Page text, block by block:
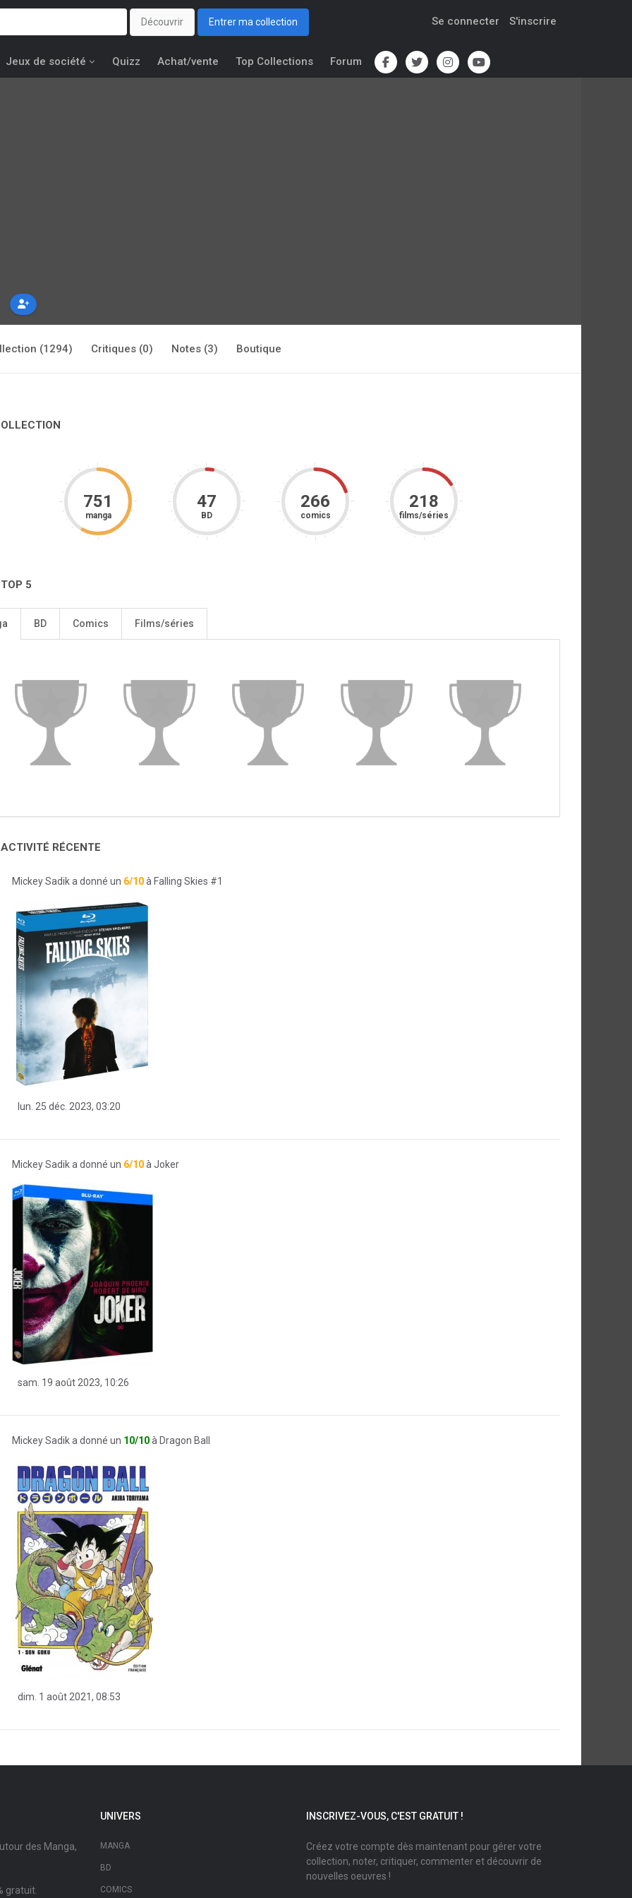
Découvrir Entrer ma collection Se connecter S'inscrire
Jeux de société Quizz Achat/vente Top Collections Forum
(1294) Critiques (0) Notes (3) Boutique
751
manga
47
BD
266
comics
218
films/séries
5
BD Comics Films/séries
RÉCENTE
Mickey Sadik a donné un 6/10à Falling Skies #1
lun. 25 déc. 2023, 03:20
Mickey Sadik a donné un 6/10à Joker
sam. 19 août 2023, 10:26
Mickey Sadik a donné un 10/10à Dragon Ball
dim. 1 août 2021, 08:53
des Manga,
gratuit.
UNIVERS
MANGA
BD
COMICS
INSCRIVEZ-VOUS, C'EST GRATUIT !
Créez votre compte dès maintenant pour gérer votre
collection, noter, critiquer, commenter et découvrir de
nouvelles oeuvres !